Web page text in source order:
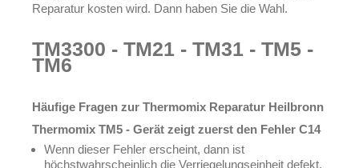
Reparatur kosten wird. Dann haben Sie die Wahl.
TM3300 - TM21 - TM31 - TM5 -
TM6
Häufige Fragen zur Thermomix Reparatur Heilbronn
Thermomix TM5 - Gerät zeigt zuerst den Fehler C14
Wenn dieser Fehler erscheint, dann ist
höchstwahrscheinlich die Verriegelungseinheit defekt.